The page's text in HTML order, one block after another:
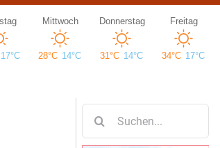
nach: